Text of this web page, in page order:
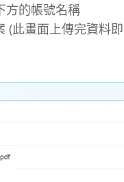
方的帳號名稱
(此畫面上傳完資料